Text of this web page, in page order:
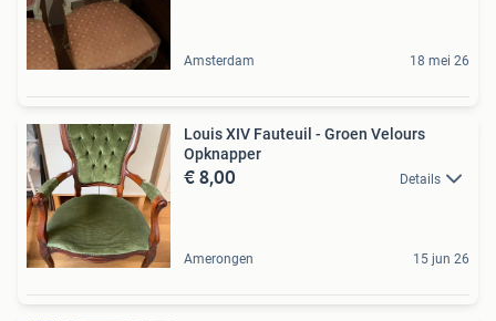
Amsterdam 18 mei 26
Louis XIV Fauteuil - Groen Velours
Opknapper
€ 8,00 Details
Amerongen 15 jun 26